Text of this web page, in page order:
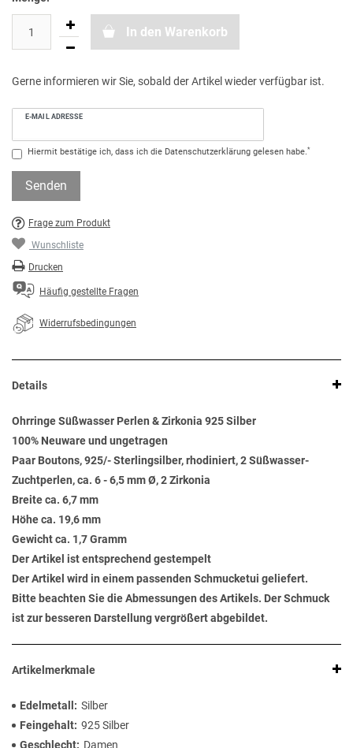
In den Warenkorb
Gerne informieren wir Sie, sobald der Artikel wieder verfügbar ist.
E-MAIL ADRESSE
Hiermit bestätige ich, dass ich die Daten­schutz­erklärung gelesen habe.*
Senden
Frage zum Produkt
Wunschliste
Drucken
Häufig gestellte Fragen
Widerrufsbedingungen
Details
Ohrringe Süßwasser Perlen & Zirkonia 925 Silber
100% Neuware und ungetragen
Paar Boutons, 925/- Sterlingsilber, rhodiniert, 2 Süßwasser-
Zuchtperlen, ca. 6 - 6,5 mm Ø, 2 Zirkonia
Breite ca. 6,7 mm
Höhe ca. 19,6 mm
Gewicht ca. 1,7 Gramm
Der Artikel ist entsprechend gestempelt
Der Artikel wird in einem passenden Schmucketui geliefert.
Bitte beachten Sie die Abmessungen des Artikels. Der Schmuck
ist zur besseren Darstellung vergrößert abgebildet.
Artikelmerkmale
Edelmetall
Silber
Feingehalt 925 Silber
Geschlecht
Damen